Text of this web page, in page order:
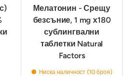
Мелатонин - Срещу
безсъние, 1 mg х180
сублингвални
таблетки Natural
Factors
Ниска наличност (10 броя)